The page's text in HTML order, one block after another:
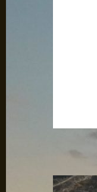
投